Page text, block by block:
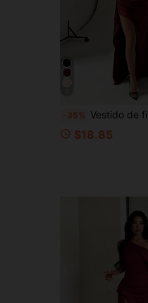
-35% Vestido de fiesta de verano para mujer color borgoña con tirantes
$18.85